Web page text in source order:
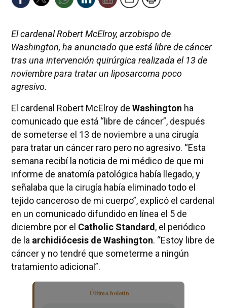
El cardenal Robert McElroy, arzobispo de
Washington, ha anunciado que está libre de cáncer
tras una intervención quirúrgica realizada el 13 de
noviembre para tratar un liposarcoma poco
agresivo.
El cardenal Robert McElroy de Washington ha
comunicado que está “libre de cáncer”, después
de someterse el 13 de noviembre a una cirugía
para tratar un cáncer raro pero no agresivo. “Esta
semana recibí la noticia de mi médico de que mi
informe de anatomía patológica había llegado, y
señalaba que la cirugía había eliminado todo el
tejido canceroso de mi cuerpo”, explicó el cardenal
en un comunicado difundido en línea el 5 de
diciembre por el Catholic Standard, el periódico
de la archidiócesis de Washington. “Estoy libre de
cáncer y no tendré que someterme a ningún
tratamiento adicional”.
Último boletín